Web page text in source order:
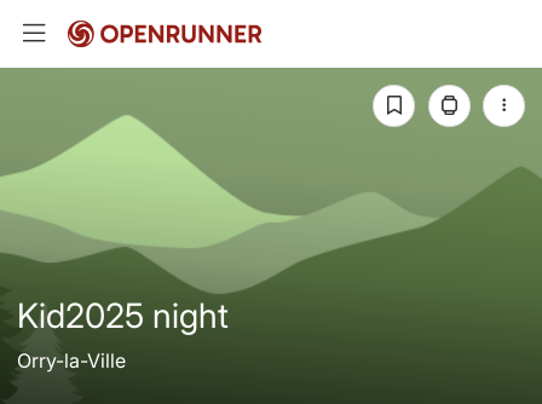
Kid2025 night
Orry-la-Ville